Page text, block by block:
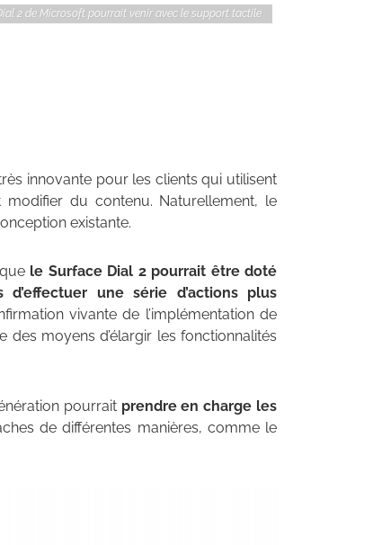
2 de Microsoft pourrait venir avec le support tactile
innovante pour les clients qui utilisent
du contenu. Naturellement, le
existante.
le Surface Dial 2 pourrait être doté
une série d’actions plus
vivante de l’implémentation de
moyens d’élargir les fonctionnalités
pourrait prendre en charge les
de différentes manières, comme le